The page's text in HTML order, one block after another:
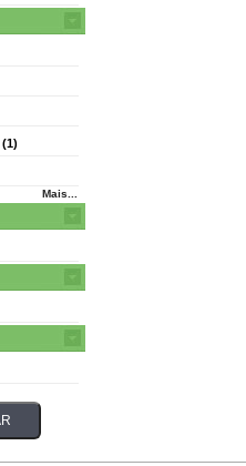
(1)
Mais...